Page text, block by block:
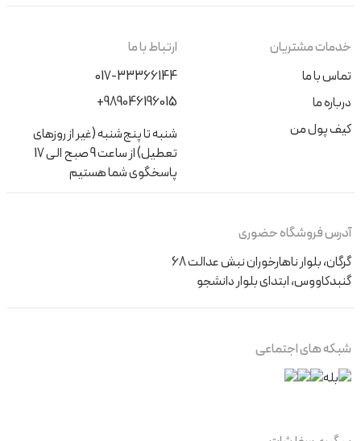
خدمات مشتریان
تماس با ما
درباره ما
کیف پول من
ارتباط با ما
017-33366144
+989046196015
شنبه تا پنج‌شنبه (غیر از روزهای
تعطیل) از ساعت 9 صبح الی 17
پاسخگوی شما هستیم
آدرس فروشگاه حضوری
گرگان، بلوار ناهارخوران نبش عدالت 68
گنبدکاووس، ابتدای بلوار دانشجو
شبکه های اجتماعی